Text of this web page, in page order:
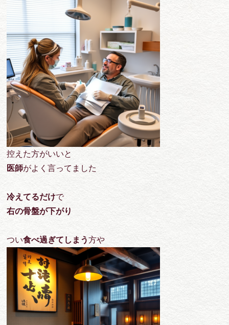
控えた方がいいと
医師がよく言ってました
冷えてるだけで
右の骨盤が下がり
つい食べ過ぎてしまう方や